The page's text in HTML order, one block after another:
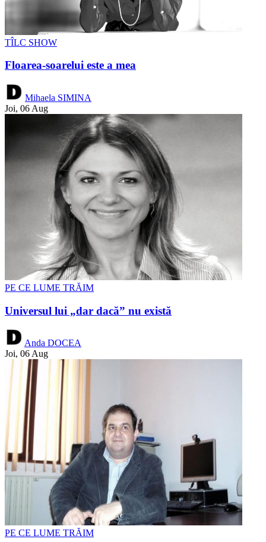
TÎLC SHOW
Floarea-soarelui este a mea
Mihaela SIMINA
Joi, 06 Aug
PE CE LUME TRĂIM
Universul lui „dar dacă” nu există
Anda DOCEA
Joi, 06 Aug
PE CE LUME TRĂIM